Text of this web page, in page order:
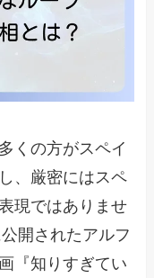
くの方がスペイ
、厳密にはスペ
現ではありませ
開されたアルフ
『知りすぎてい